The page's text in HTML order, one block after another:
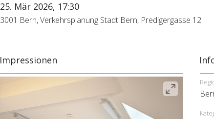
25. Mär 2026, 17:30
3001 Bern, Verkehrsplanung Stadt Bern, Predigergasse 12
Impressionen